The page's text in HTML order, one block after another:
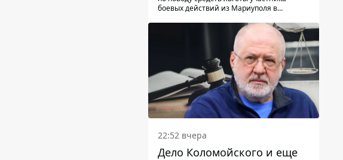
Ощадбанке – каким было
боевых действий из Мариуполя в
22:52 вчера
Дело Коломойского и еще